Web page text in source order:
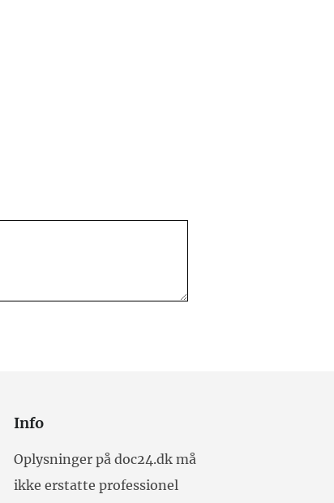
Info
Oplysninger på doc24.dk må
ikke erstatte professionel